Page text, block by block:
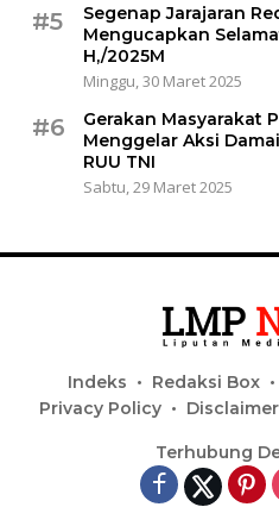
#5
Segenap Jarajaran
Mengucapkan
H,/2025M
Minggu, 30 Maret 2025
#6
Gerakan Masyarakat
Menggelar Aksi
RUU TNI
Sabtu, 29 Maret 2025
Indeks Redaksi Box
Privacy Policy
Disclaimer
Terhubung